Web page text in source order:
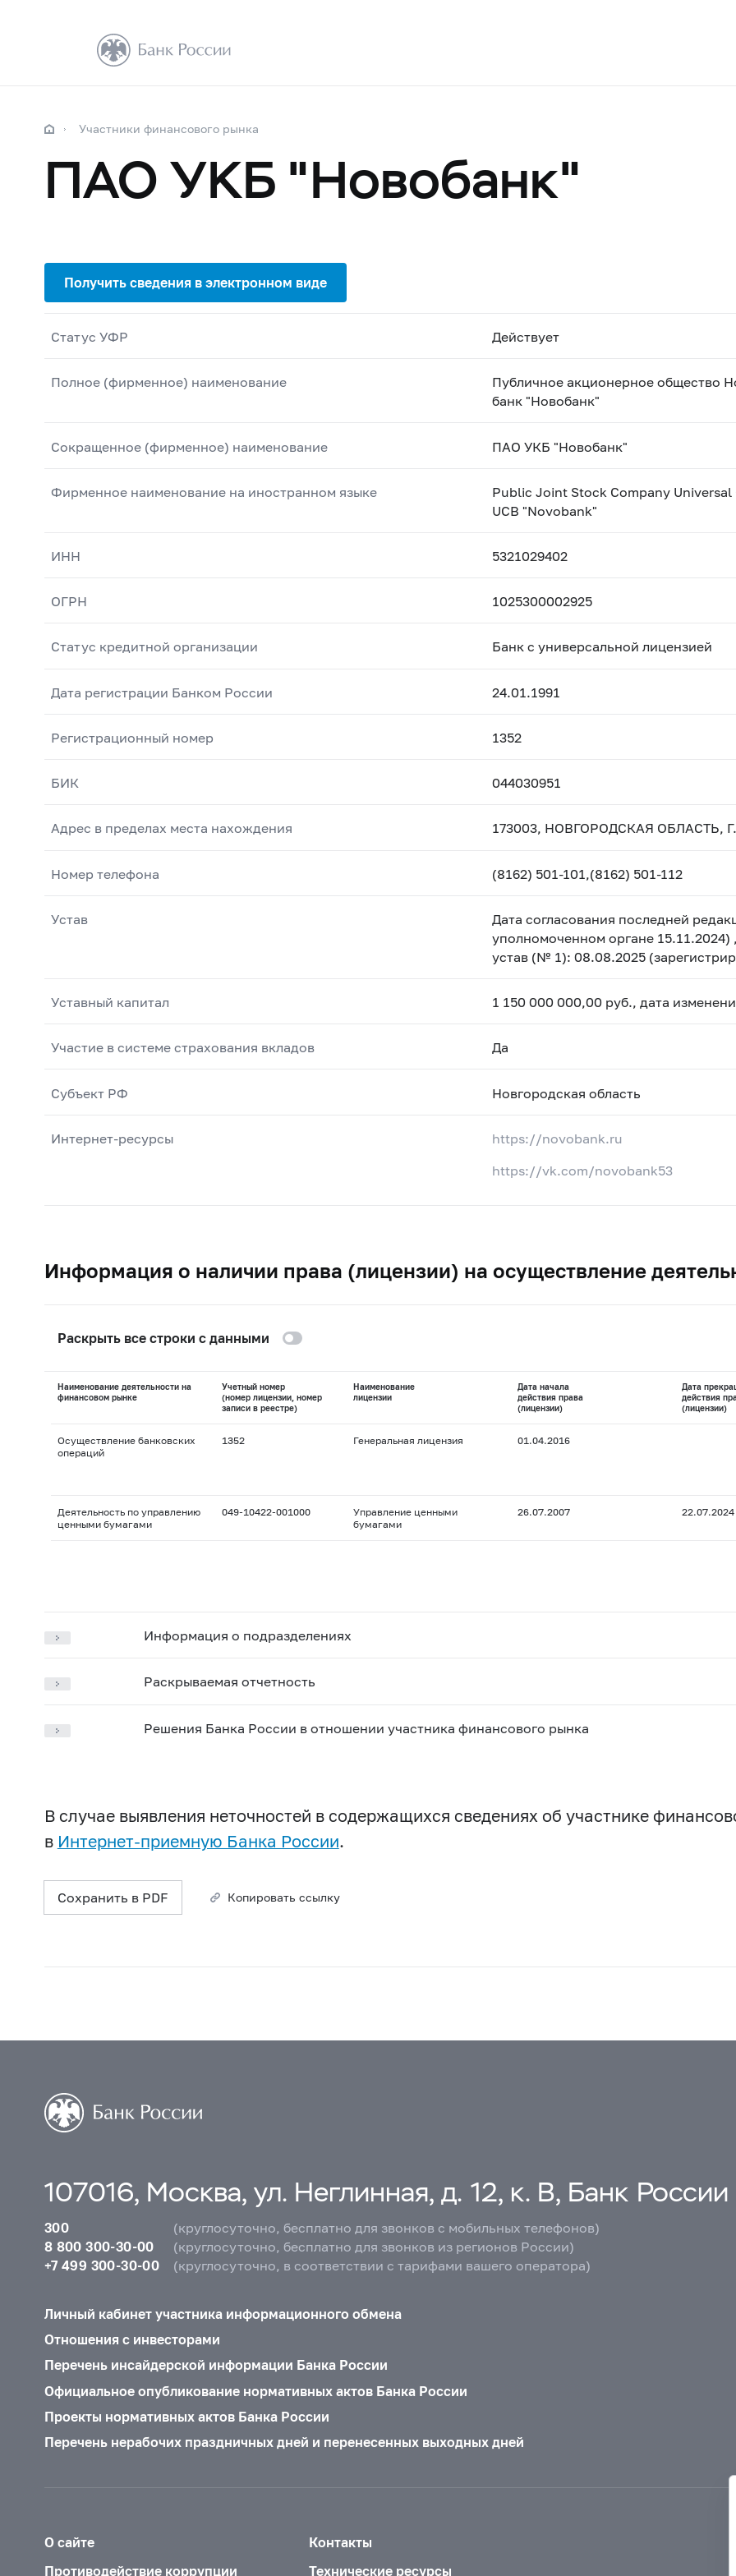
Участники финансового рынка
ПАО УКБ "Новобанк"
Статус УФР Действует
Полное (фирменное) наименование
Публичное акционерное общество
банк "Новобанк"
Сокращенное (фирменное) наименование ПАО УКБ "Новобанк"
Фирменное наименование на иностранном языке
Public Joint Stock Company
UCB "Novobank"
ИНН 5321029402
ОГРН 1025300002925
Статус кредитной организации Банк с универсальной лицензией
Дата регистрации Банком России 24.01.1991
Регистрационный номер 1352
БИК 044030951
Адрес в пределах места нахождения 173003, НОВГОРОДСКАЯ ОБЛАСТЬ,
Номер телефона (8162) 501-101,(8162) 501-112
Устав
Дата согласования последней
уполномоченном органе 15.11.2024)
устав (№ 1): 08.08.2025
Уставный капитал 1 150 000 000,00 руб., дата
Участие в системе страхования вкладов Да
Субъект РФ Новгородская область
Интернет-ресурсы https://novobank.ru
https://vk.com/novobank53
Информация о наличии права (лицензии) на осуществление
Раскрыть все строки с данными
Наименование деятельности на
финансовом рынке
Учетный номер
(номер лицензии, номер
записи в реестре)
Наименование
лицензии
Дата начала
действия права
(лицензии)
Дата
действия
(лицензии)
Осуществление банковских
операций
1352 Генеральная лицензия 01.04.2016
Деятельность по управлению
ценными бумагами
049-10422-001000
Управление ценными
бумагами
26.07.2007 22.07.2024
Информация о подразделениях
Раскрываемая отчетность
Решения Банка России в отношении участника финансового рынка
В случае выявления неточностей в содержащихся сведениях об участнике
в Интернет-приемную Банка России.
Сохранить в PDF Копировать ссылку
107016, Москва, ул. Неглинная, д. 12, к. В, Банк России
300
(круглосуточно, бесплатно для звонков с мобильных телефонов)
8 800 300-30-00
(круглосуточно, бесплатно для звонков из регионов России)
+7 499 300-30-00
(круглосуточно, в соответствии с тарифами вашего оператора)
Личный кабинет участника информационного обмена
Отношения с инвесторами
Перечень инсайдерской информации Банка России
Официальное опубликование нормативных актов Банка России
Проекты нормативных актов Банка России
Перечень нерабочих праздничных дней и перенесенных выходных дней
О сайте
Контакты
Противодействие коррупции
Технические ресурсы